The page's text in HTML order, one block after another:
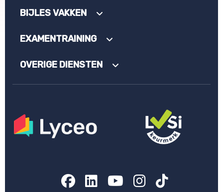
BIJLES VAKKEN
EXAMENTRAINING
OVERIGE DIENSTEN
Facebook
LinkedIn
YouTube
Instagram
TikTok